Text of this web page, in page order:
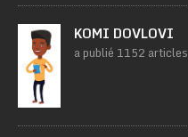
KOMI DOVLOVI
a publié 1152 articles